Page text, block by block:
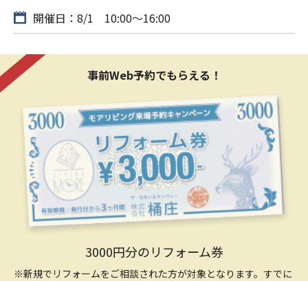
開催日：8/1 10:00〜16:00
事前Web予約でもらえる！
3000円分のリフォーム券
※新規でリフォームをご相談された方が対象となります。すでに